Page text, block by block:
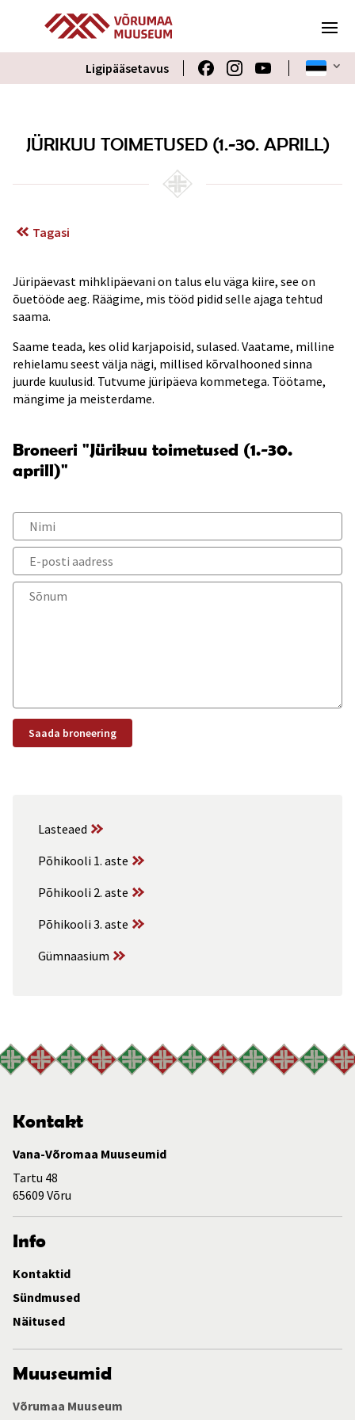
Ligipääsetavus
JÜRIKUU TOIMETUSED (1.-30. APRILL)
Lasteaed
Põhikooli 1. aste
Põhikooli 2. aste
Põhikooli 3. aste
Gümnaasium
Tagasi
Jüripäevast mihklipäevani on talus elu väga kiire, see on
õuetööde aeg. Räägime, mis tööd pidid selle ajaga tehtud
saama.
Saame teada, kes olid karjapoisid, sulased. Vaatame, milline
rehielamu seest välja nägi, millised kõrvalhooned sinna
juurde kuulusid. Tutvume jüripäeva kommetega. Töötame,
mängime ja meisterdame.
Broneeri "Jürikuu toimetused (1.-30.
aprill)"
Kontakt
Vana-Võromaa Muuseumid
Tartu 48
65609 Võru
Info
Kontaktid
Sündmused
Näitused
Muuseumid
Võrumaa Muuseum